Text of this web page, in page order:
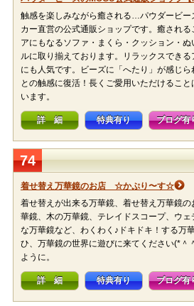
触感を楽しみながら癒される…パウダービー
カー直営の公式通販ショップです。癒される
アにもなるソファ・まくら・クッション・
ルに取り揃えております。リラックスでき
にも人気です。ビーズに「へたり」が感じ
との触感に復活！長くご愛用いただけるこ
います。
詳 細 特典有り ブログ有
74
着せ替え万華鏡のお店 ☆かぷり〜す☆
着せ替えが出来る万華鏡、着せ替え万華鏡
華鏡、木の万華鏡、テレイドスコープ、ウ
な万華鏡など、わくわく♪ドキドキ！する万
ひ、万華鏡の世界に遊びに来てください(*＾
ように。
詳 細 特典有り ブログ有